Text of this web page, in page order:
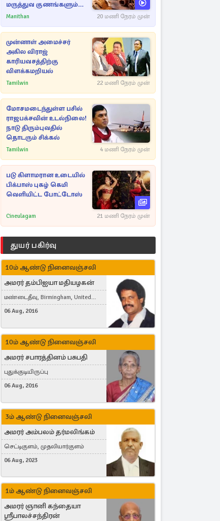
மருத்துவ குணங்களும்
ஆரோக்கிய
Manithan 20 மணி நேரம் முன்
முன்னாள் அமைச்சர்
அகில விராஜ்
காரியவசத்திற்கு
விளக்கமறியல்
Tamilwin 22 மணி நேரம் முன்
மோசமடைந்துள்ள பசில்
ராஜபக்சவின் உடல்நிலை!
நாடு திரும்புவதில்
தொடரும் சிக்கல்
Tamilwin 4 மணி நேரம் முன்
படு கிளாமரான உடையில்
பிக்பாஸ் புகழ் கெமி
வெளியிட்ட போட்டோஸ்
Cineulagam 21 மணி நேரம் முன்
துயர் பகிர்வு
10ம் ஆண்டு நினைவஞ்சலி
அமரர் தம்பிஐயா மதியழகன்
மண்டைதீவு, Birmingham, United
Kingdom
06 Aug, 2016
10ம் ஆண்டு நினைவஞ்சலி
அமரர் சபாரத்தினம் பசுபதி
புதுக்குடியிருப்பு
06 Aug, 2016
3ம் ஆண்டு நினைவஞ்சலி
அமரர் அம்பலம் தர்மலிங்கம்
செட்டிகுளம், முதலியார்குளம்
06 Aug, 2023
1ம் ஆண்டு நினைவஞ்சலி
அமரர் ஞானி கந்தையா
ஸ்ரீபாலச்சந்திரன்